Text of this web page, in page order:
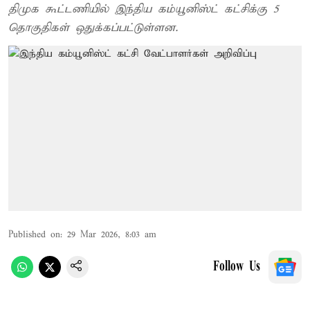
திமுக கூட்டணியில் இந்திய கம்யூனிஸ்ட் கட்சிக்கு 5
தொகுதிகள் ஒதுக்கப்பட்டுள்ளன.
Published on: 29 Mar 2026, 8:03 am
Follow Us